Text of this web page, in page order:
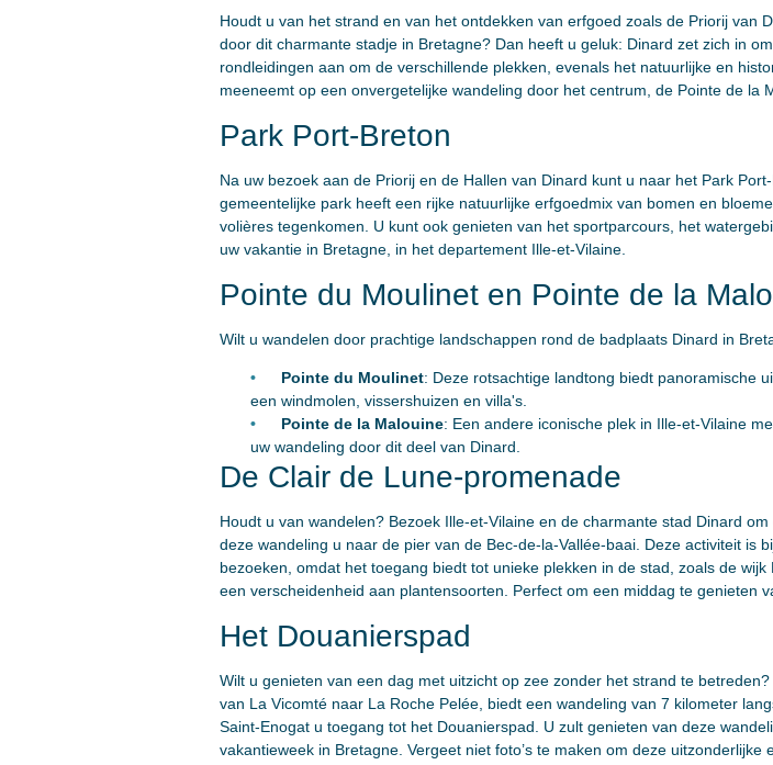
Houdt u van het strand en van het ontdekken van erfgoed zoals de Priorij van
door dit charmante stadje in Bretagne? Dan heeft u geluk: Dinard zet zich in
rondleidingen aan om de verschillende plekken, evenals het natuurlijke en
meeneemt op een onvergetelijke wandeling door het centrum, de Pointe de la
Park Port-Breton
Na uw bezoek aan de Priorij en de Hallen van Dinard kunt u naar het Park
gemeentelijke park heeft een rijke natuurlijke erfgoedmix van bomen en
volières tegenkomen. U kunt ook genieten van het sportparcours, het
uw vakantie in Bretagne, in het departement Ille-et-Vilaine.
Pointe du Moulinet en Pointe de la
Wilt u wandelen door prachtige landschappen rond de badplaats Dinard in
Pointe du Moulinet: Deze rotsachtige landtong biedt panoramische
een windmolen, vissershuizen en villa's.
Pointe de la Malouine: Een andere iconische plek in Ille-et-Vilaine
uw wandeling door dit deel van Dinard.
De Clair de Lune-promenade
Houdt u van wandelen? Bezoek Ille-et-Vilaine en de charmante stad Dinard
deze wandeling u naar de pier van de Bec-de-la-Vallée-baai. Deze activiteit is
bezoeken, omdat het toegang biedt tot unieke plekken in de stad, zoals de
een verscheidenheid aan plantensoorten. Perfect om een middag te genieten
Het Douanierspad
Wilt u genieten van een dag met uitzicht op zee zonder het strand te
van La Vicomté naar La Roche Pelée, biedt een wandeling van 7 kilometer
Saint-Enogat u toegang tot het Douanierspad. U zult genieten van deze
vakantieweek in Bretagne. Vergeet niet foto’s te maken om deze uitzonderlijke